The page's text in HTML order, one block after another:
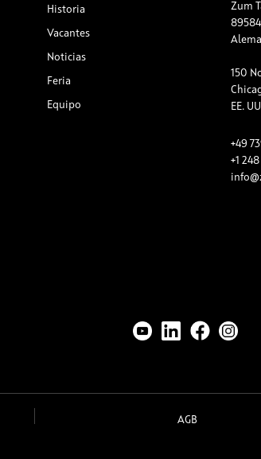
Historia
Vacantes
Noticias
Feria
Equipo
Zum
150
EE.
+49
+1
AGB